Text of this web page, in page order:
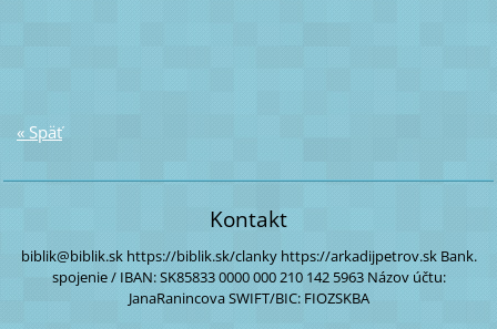
« Späť
Kontakt
biblik@biblik.skhttps://biblik.sk/clankyhttps://arkadijpetrov.skBank.
spojenie / IBAN:SK85833 0000000 210 142 5963Názov účtu:
JanaRanincovaSWIFT/BIC: FIOZSKBA